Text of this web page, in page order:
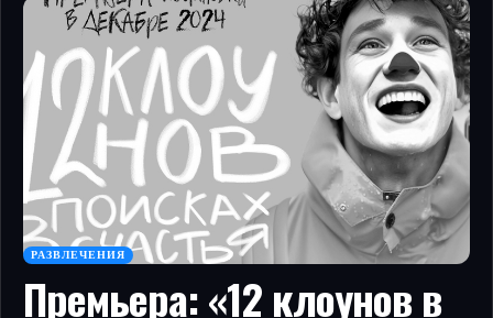
РАЗВЛЕЧЕНИЯ
Премьера: «12 клоунов в